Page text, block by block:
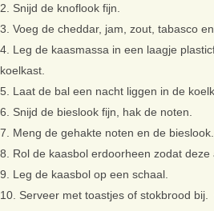
Snijd de knoflook fijn.
Voeg de cheddar, jam, zout, tabasco
Leg de kaasmassa in een laagje
koelkast.
Laat de bal een nacht liggen in de
Snijd de bieslook fijn, hak de noten.
Meng de gehakte noten en de bieslook.
Rol de kaasbol erdoorheen zodat deze
Leg de kaasbol op een schaal.
Serveer met toastjes of stokbrood bij.